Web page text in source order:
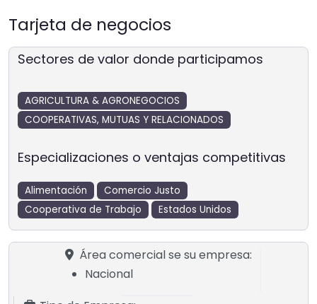
Tarjeta de negocios
Sectores de valor donde participamos
AGRICULTURA & AGRONEGOCIOS
COOPERATIVAS, MUTUAS Y RELACIONADOS
Especializaciones o ventajas competitivas
Alimentación
Comercio Justo
Cooperativa de Trabajo
Estados Unidos
Área comercial se su empresa:
Nacional